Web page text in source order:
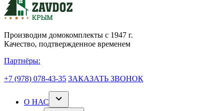
Производим домокомплекты с 1947 г.
Качество, подтвержденное временем
Партнёры:
+7 (978) 078-43-35 ЗАКАЗАТЬ ЗВОНОК
О НАС